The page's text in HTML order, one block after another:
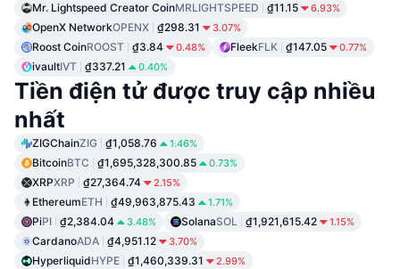
Mr. Lightspeed Creator CoinMRLIGHTSPEED ₫11.15 6.93%
OpenX NetworkOPENX ₫298.31 3.07%
Roost CoinROOST ₫3.84 0.48% FleekFLK ₫147.05 0.77%
ivaultIVT ₫337.21 0.40%
Tiền điện tử được truy cập nhiều
nhất
ZIGChainZIG ₫1,058.76 1.46%
BitcoinBTC ₫1,695,328,300.85 0.73%
XRPXRP ₫27,364.74 2.15%
EthereumETH ₫49,963,875.43 1.71%
PiPI ₫2,384.04 3.48% SolanaSOL ₫1,921,615.42 1.15%
CardanoADA ₫4,951.12 3.70%
HyperliquidHYPE ₫1,460,339.31 2.99%